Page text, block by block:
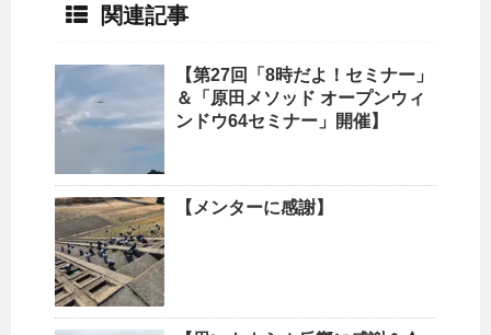
関連記事
【第27回「8時だよ！セミナー」
＆「原田メソッド オープンウィ
ンドウ64セミナー」開催】
【メンターに感謝】